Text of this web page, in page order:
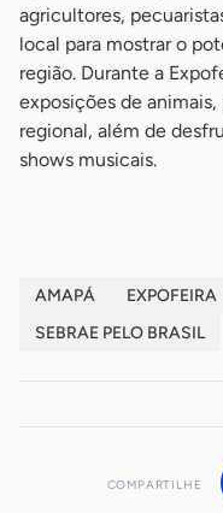
agricultores,
local para mostrar o
região. Durante a
exposições de
regional, além de
shows musicais.
AMAPÁ EXPOFEIRA
SEBRAE PELO BRASIL
COMPARTILHE